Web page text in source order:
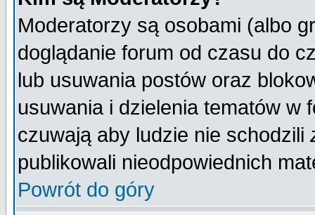
Moderatorzy są osobami (albo
doglądanie forum od czasu do
lub usuwania postów oraz
usuwania i dzielenia tematów w
czuwają aby ludzie nie schodzili
publikowali nieodpowiednich
Powrót do góry